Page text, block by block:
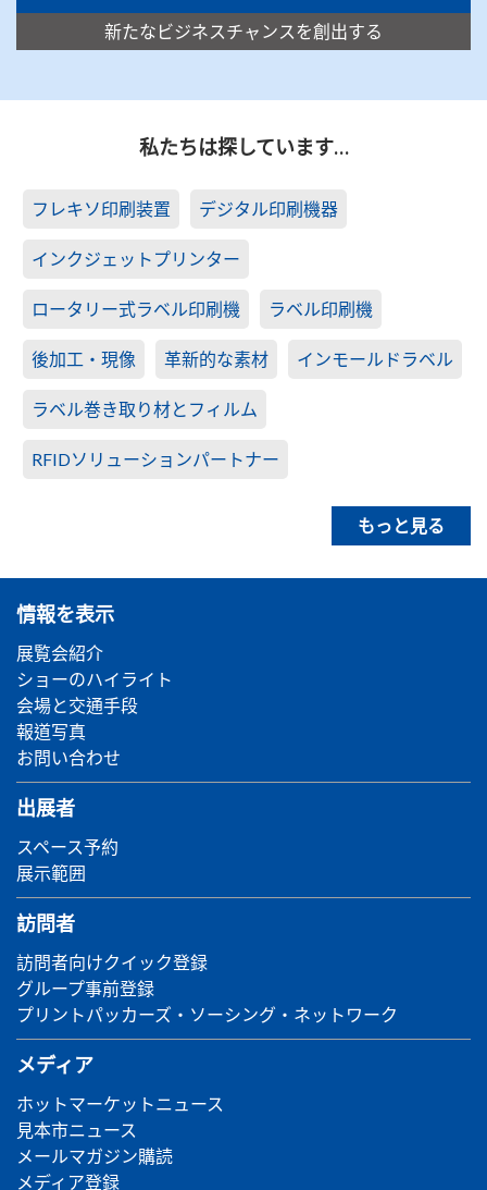
新たなビジネスチャンスを創出する
私たちは探しています…
フレキソ印刷装置 デジタル印刷機器
インクジェットプリンター
ロータリー式ラベル印刷機 ラベル印刷機
後加工・現像 革新的な素材 インモールドラベル
ラベル巻き取り材とフィルム
RFIDソリューションパートナー
もっと見る
情報を表示
展覧会紹介
ショーのハイライト
会場と交通手段
報道写真
お問い合わせ
出展者
スペース予約
展示範囲
訪問者
訪問者向けクイック登録
グループ事前登録
プリントパッカーズ・ソーシング・ネットワーク
メディア
ホットマーケットニュース
見本市ニュース
メールマガジン購読
メディア登録